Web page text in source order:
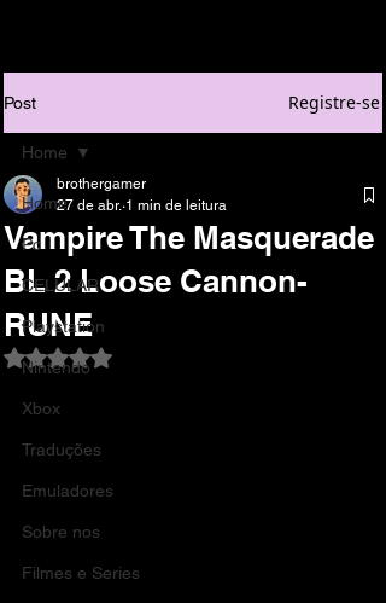
Post Registre-se
Home
Pc
CELULAR
Playstation
Nintendo
Xbox
Traduções
Emuladores
Sobre nos
Filmes e Series
Home
Vampire The Masquerade
BL 2 Loose Cannon-
RUNE
brothergamer
27 de abr. 1 min de leitura
Avaliado com NaN de 5 estrelas.